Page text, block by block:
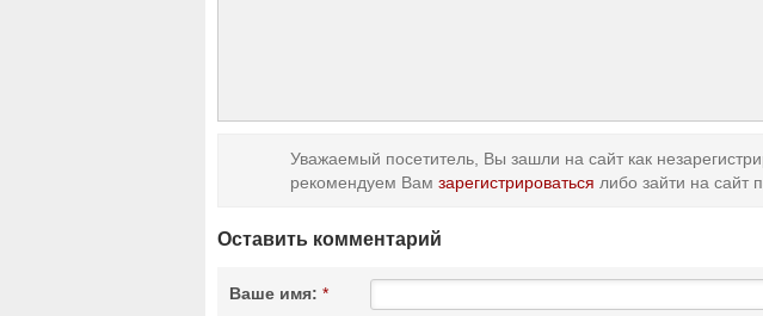
Уважаемый посетитель, Вы зашли на сайт как
рекомендуем Вам зарегистрироваться либо зайти на сайт
Оставить комментарий
Ваше имя: *